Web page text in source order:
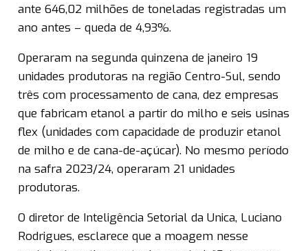
ante 646,02 milhões de toneladas registradas um
ano antes – queda de 4,93%.
Operaram na segunda quinzena de janeiro 19
unidades produtoras na região Centro-Sul, sendo
três com processamento de cana, dez empresas
que fabricam etanol a partir do milho e seis usinas
flex (unidades com capacidade de produzir etanol
de milho e de cana-de-açúcar). No mesmo período
na safra 2023/24, operaram 21 unidades
produtoras.
O diretor de Inteligência Setorial da Unica, Luciano
Rodrigues, esclarece que a moagem nesse